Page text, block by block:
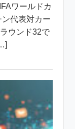
ワールドカ
代表対カー
ウンド32で